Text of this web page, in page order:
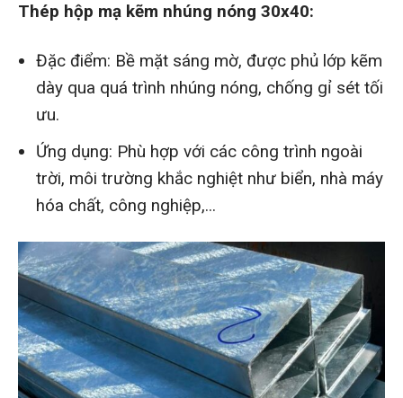
Thép hộp mạ kẽm nhúng nóng 30x40:
Đặc điểm: Bề mặt sáng mờ, được phủ lớp kẽm
dày qua quá trình nhúng nóng, chống gỉ sét tối
ưu.
Ứng dụng: Phù hợp với các công trình ngoài
trời, môi trường khắc nghiệt như biển, nhà máy
hóa chất, công nghiệp,...